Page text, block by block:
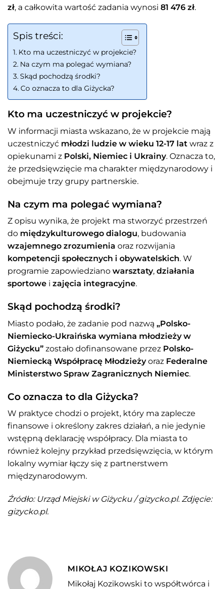
zł, a całkowita wartość zadania wynosi 81 476 zł.
Spis treści:
Kto ma uczestniczyć w projekcie?
Na czym ma polegać wymiana?
Skąd pochodzą środki?
Co oznacza to dla Giżycka?
Kto ma uczestniczyć w projekcie?
W informacji miasta wskazano, że w projekcie mają
uczestniczyć młodzi ludzie w wieku 12-17 lat wraz z
opiekunami z Polski, Niemiec i Ukrainy. Oznacza to,
że przedsięwzięcie ma charakter międzynarodowy i
obejmuje trzy grupy partnerskie.
Na czym ma polegać wymiana?
Z opisu wynika, że projekt ma stworzyć przestrzeń
do międzykulturowego dialogu, budowania
wzajemnego zrozumienia oraz rozwijania
kompetencji społecznych i obywatelskich. W
programie zapowiedziano warsztaty, działania
sportowe i zajęcia integracyjne.
Skąd pochodzą środki?
Miasto podało, że zadanie pod nazwą „Polsko-
Niemiecko-Ukraińska wymiana młodzieży w
Giżycku” zostało dofinansowane przez Polsko-
Niemiecką Współpracę Młodzieżyoraz Federalne
Ministerstwo Spraw Zagranicznych Niemiec.
Co oznacza to dla Giżycka?
W praktyce chodzi o projekt, który ma zaplecze
finansowe i określony zakres działań, a nie jedynie
wstępną deklarację współpracy. Dla miasta to
również kolejny przykład przedsięwzięcia, w którym
lokalny wymiar łączy się z partnerstwem
międzynarodowym.
Źródło: Urząd Miejski w Giżycku / gizycko.pl. Zdjęcie:
gizycko.pl.
MIKOŁAJ KOZIKOWSKI
Mikołaj Kozikowski to współtwórca i